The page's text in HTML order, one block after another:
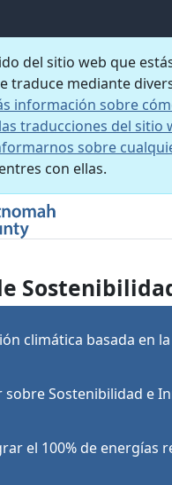
del sitio web que
traduce mediante
información sobre
traducciones del sitio
sobre
con ellas.
climática basada en
sobre Sostenibilidad e
el 100% de energías